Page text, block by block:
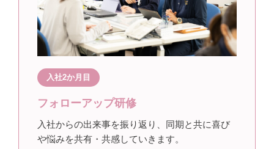
入社2か月目
フォローアップ研修
入社からの出来事を振り返り、同期と共に喜び
や悩みを共有・共感していきます。